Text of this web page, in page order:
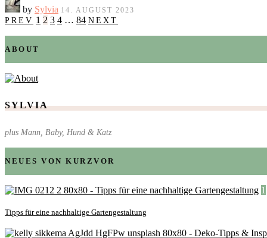
by Sylvia 14. AUGUST 2023
PREV 1 2 3 4 … 84 NEXT
ABOUT
SYLVIA
plus Mann, Baby, Hund & Katz
NEUES VON KURZVOR
1
Tipps für eine nachhaltige Gartengestaltung